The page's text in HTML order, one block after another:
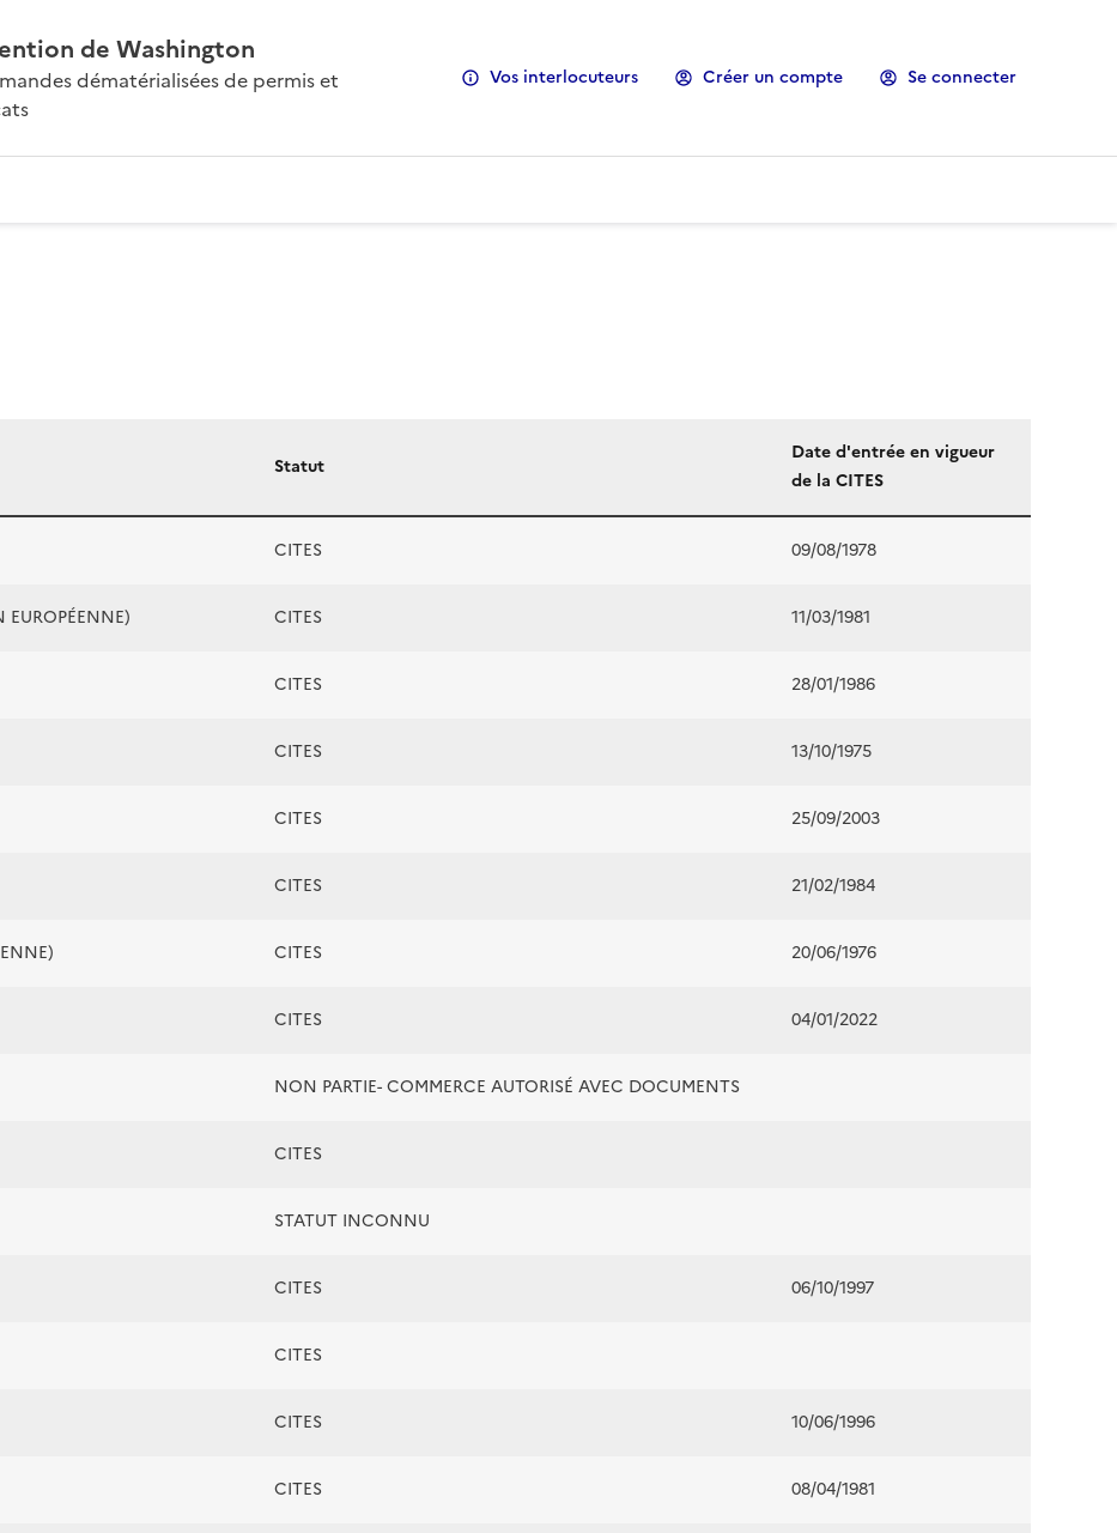
de Washington
dématérialisées de permis et
Vos interlocuteurs Créer un compte Se connecter
Statut
Date d'entrée en vigueur
de la CITES
CITES 09/08/1978
CITES 11/03/1981
CITES 28/01/1986
CITES 13/10/1975
CITES 25/09/2003
CITES 21/02/1984
CITES 20/06/1976
CITES 04/01/2022
NON PARTIE- COMMERCE AUTORISÉ AVEC DOCUMENTS
CITES
STATUT INCONNU
CITES 06/10/1997
CITES
CITES 10/06/1996
CITES 08/04/1981